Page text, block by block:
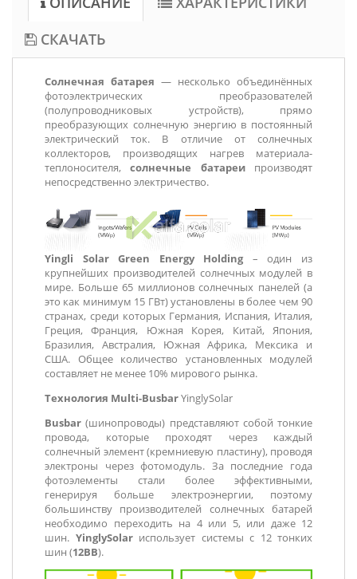
СКАЧАТЬ
Солнечная батарея — несколько объединённых
фотоэлектрических преобразователей
(полупроводниковых устройств), прямо
преобразующих солнечную энергию в постоянный
электрический ток. В отличие от солнечных
коллекторов, производящих нагрев материала-
теплоносителя,солнечные батареипроизводят
непосредственно электричество.
Yingli Solar Green Energy Holding– один из
крупнейших производителей солнечных модулей в
мире. Больше 65 миллионов солнечных панелей (а
это как минимум 15 ГВт) установлены в более чем 90
странах, среди которых Германия, Испания, Италия,
Греция, Франция, Южная Корея, Китай, Япония,
Бразилия, Австралия, Южная Африка, Мексика и
США. Общее количество установленных модулей
составляет не менее 10% мирового рынка.
Технология Multi-BusbarYinglySolar
Busbar(шинопроводы) представляют собой тонкие
провода, которые проходят через каждый
солнечный элемент (кремниевую пластину), проводя
электроны через фотомодуль. За последние года
фотоэлементы стали более эффективными,
генерируя больше электроэнергии, поэтому
большинству производителей солнечных батарей
необходимо переходить на 4 или 5, или даже 12
шин. YinglySolarиспользует системы с 12 тонких
шин (12ВВ).